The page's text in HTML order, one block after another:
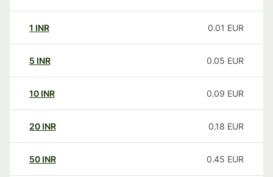
1 INR 0.01 EUR
5 INR 0.05 EUR
10 INR 0.09 EUR
20 INR 0.18 EUR
50 INR 0.45 EUR